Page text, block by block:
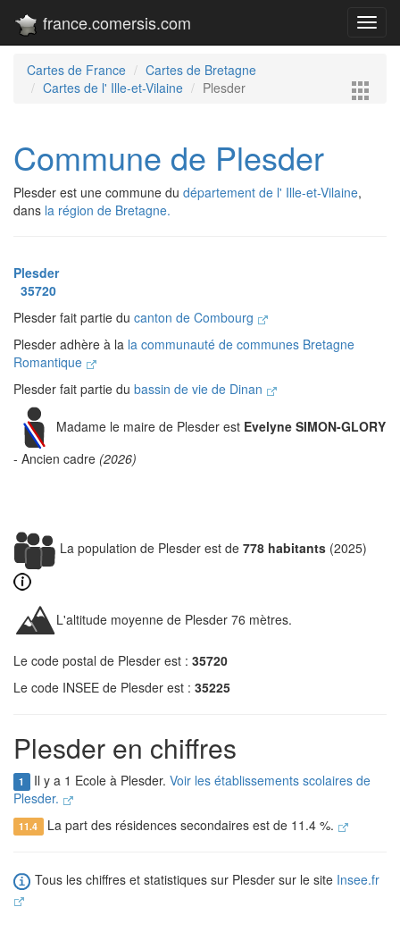
france.comersis.com
Cartes de France
Cartes de Bretagne
Cartes de l' Ille-et-Vilaine
Plesder
Commune de Plesder
Plesder est une commune du département de l' Ille-et-Vilaine,
dans la région de Bretagne.
Plesder
35720
Plesder fait partie du canton de Combourg
Plesder adhère à la la communauté de communes Bretagne
Romantique
Plesder fait partie du bassin de vie de Dinan
Madame le maire de Plesder est Evelyne SIMON-GLORY
- Ancien cadre (2026)
La population de Plesder est de 778 habitants (2025)
L'altitude moyenne de Plesder 76 mètres.
Le code postal de Plesder est : 35720
Le code INSEE de Plesder est : 35225
Plesder en chiffres
1 Il y a 1 Ecole à Plesder. Voir les établissements scolaires de
Plesder.
11.4 La part des résidences secondaires est de 11.4 %.
Tous les chiffres et statistiques sur Plesder sur le site Insee.fr